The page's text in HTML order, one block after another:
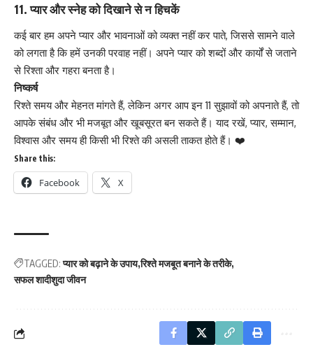
11. प्यार और स्नेह को दिखाने से न हिचकें
कई बार हम अपने प्यार और भावनाओं को व्यक्त नहीं कर पाते, जिससे सामने वाले
को लगता है कि हमें उनकी परवाह नहीं। अपने प्यार को शब्दों और कार्यों से जताने
से रिश्ता और गहरा बनता है।
निष्कर्ष
रिश्ते समय और मेहनत मांगते हैं, लेकिन अगर आप इन 11 सुझावों को अपनाते हैं, तो
आपके संबंध और भी मजबूत और खूबसूरत बन सकते हैं। याद रखें, प्यार, सम्मान,
विश्वास और समय ही किसी भी रिश्ते की असली ताकत होते हैं। ❤️
Share this:
Facebook X
TAGGED: प्यार को बढ़ाने के उपाय रिश्ते मजबूत बनाने के तरीके
सफल शादीशुदा जीवन